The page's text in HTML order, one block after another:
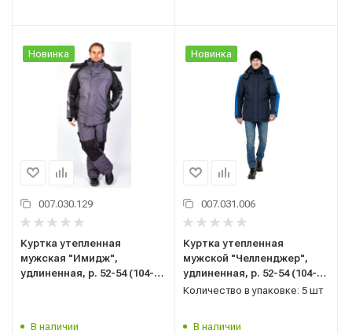
Новинка
007.030.129
Куртка утепленная
мужская "Имидж",
удлиненная, р. 52-54 (104-
В наличии
Новинка
007.031.006
Куртка утепленная
мужской "Челленджер",
удлиненная, р. 52-54 (104-
108) рост 5/6 (182-188),
Количество в упаковке: 5 шт
В наличии